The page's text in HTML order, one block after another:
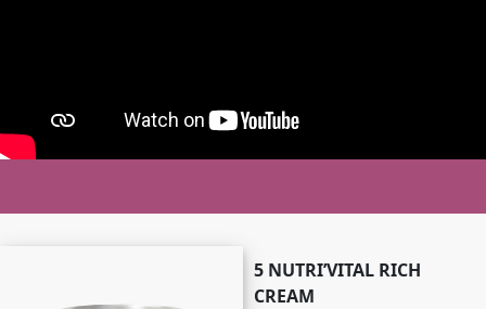
5 NUTRI’VITAL RICH
CREAM